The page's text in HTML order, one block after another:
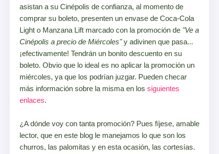
asistan a su Cinépolis de confianza, al momento de
comprar su boleto, presenten un envase de Coca-Cola
Light o Manzana Lift marcado con la promoción de "Ve a
Cinépolis a precio de Miércoles"y adivinen que pasa...
¡efectivamente! Tendrán un bonito descuento en su
boleto. Obvio que lo ideal es no aplicar la promoción un
miércoles, ya que los podrían juzgar. Pueden checar
más información sobre la misma en los siguientes
enlaces.
¿A dónde voy con tanta promoción? Pues fíjese, amable
lector, que en este blog le manejamos lo que son los
churros, las palomitas y en esta ocasión, las cortesías.